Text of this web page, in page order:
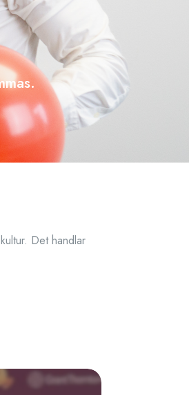
Det handlar